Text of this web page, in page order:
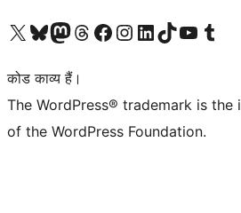
Visit our X (formerly Twitter) account
हमारे बलुस्की खाते पर जाएँVisit our Mastodon account
हमारे थ्रेड्स अकाउंट पर जाएंहमारे फेसबुक पेज पर जाएँहमारे इंस्टाग्राम अकाउंट पर जाएंहमारे लिंक्डइन खाते पर जाएँहमारे टिकटॉक खाते पर जाएँहमारे यूट्यूब चैनल पर जाएंहमारे Tumblr खाते पर जाएँ
कोड काव्य हैं।
The WordPress® trademark is
of the WordPress Foundation.